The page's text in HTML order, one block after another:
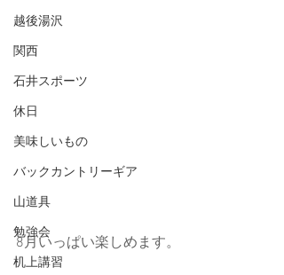
越後湯沢
関西
石井スポーツ
休日
美味しいもの
バックカントリーギア
山道具
勉強会
机上講習
8月いっぱい楽しめます。